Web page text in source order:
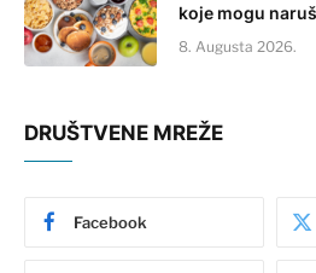
koje mogu
8. Augusta 2026.
DRUŠTVENE MREŽE
Facebook